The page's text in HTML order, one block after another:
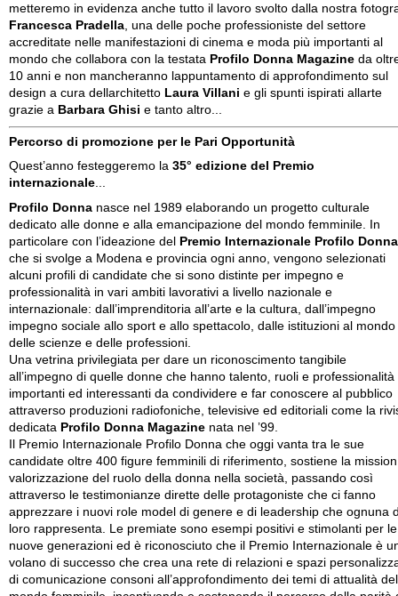
metteremo in evidenza anche tutto il lavoro svolto dalla nostra
Francesca Pradella, una delle poche professioniste del settore
accreditate nelle manifestazioni di cinema e moda più importanti al
mondo che collabora con la testata Profilo Donna Magazine da
10 anni e non mancheranno lappuntamento di approfondimento sul
design a cura dellarchitetto Laura Villani e gli spunti ispirati allarte
grazie a Barbara Ghisi e tanto altro...
Percorso di promozione per le Pari Opportunità
Quest’anno festeggeremo la 35° edizione del Premio
internazionale...
Profilo Donna nasce nel 1989 elaborando un progetto culturale
dedicato alle donne e alla emancipazione del mondo femminile. In
particolare con l’ideazione del Premio Internazionale Profilo Donna
che si svolge a Modena e provincia ogni anno, vengono selezionati
alcuni profili di candidate che si sono distinte per impegno e
professionalità in vari ambiti lavorativi a livello nazionale e
internazionale: dall’imprenditoria all’arte e la cultura, dall’impegno
impegno sociale allo sport e allo spettacolo, dalle istituzioni al mondo
delle scienze e delle professioni.
Una vetrina privilegiata per dare un riconoscimento tangibile
all’impegno di quelle donne che hanno talento, ruoli e professionalità
importanti ed interessanti da condividere e far conoscere al pubblico
attraverso produzioni radiofoniche, televisive ed editoriali come la
dedicata Profilo Donna Magazine nata nel ’99.
Il Premio Internazionale Profilo Donna che oggi vanta tra le sue
candidate oltre 400 figure femminili di riferimento, sostiene la
valorizzazione del ruolo della donna nella società, passando così
attraverso le testimonianze dirette delle protagoniste che ci fanno
apprezzare i nuovi role model di genere e di leadership che ognuna
loro rappresenta. Le premiate sono esempi positivi e stimolanti per le
nuove generazioni ed è riconosciuto che il Premio Internazionale è
volano di successo che crea una rete di relazioni e spazi
di comunicazione consoni all’approfondimento dei temi di attualità del